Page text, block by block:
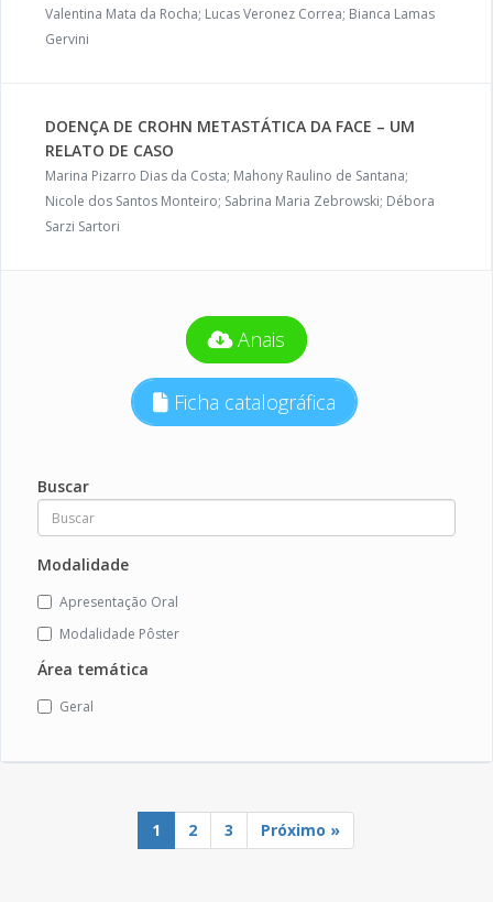
Valentina Mata da Rocha; Lucas Veronez Correa; Bianca Lamas
Gervini
DOENÇA DE CROHN METASTÁTICA DA FACE – UM
RELATO DE CASO
Marina Pizarro Dias da Costa; Mahony Raulino de Santana;
Nicole dos Santos Monteiro; Sabrina Maria Zebrowski; Débora
Sarzi Sartori
Anais
Ficha catalográfica
Buscar
Modalidade
Apresentação Oral
Modalidade Pôster
Área temática
Geral
1 2 3 Próximo »